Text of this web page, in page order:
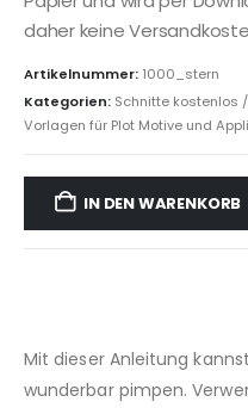
daher keine
Artikelnummer: 1000_stern
Kategorien: Schnitte kostenlos
Vorlagen für Plot Motive und
IN DEN WARENKORB
Mit dieser Anleitung
wunderbar pimpen.